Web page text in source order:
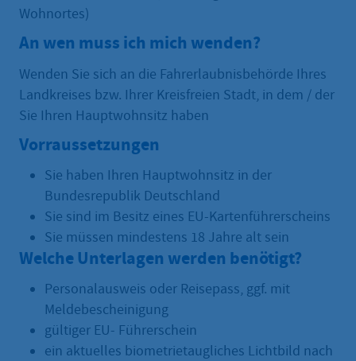
Wohnortes)
An wen muss ich mich wenden?
Wenden Sie sich an die Fahrerlaubnisbehörde Ihres
Landkreises bzw. Ihrer Kreisfreien Stadt, in dem / der
Sie Ihren Hauptwohnsitz haben
Vorraussetzungen
Sie haben Ihren Hauptwohnsitz in der
Bundesrepublik Deutschland
Sie sind im Besitz eines EU-Kartenführerscheins
Sie müssen mindestens 18 Jahre alt sein
Welche Unterlagen werden benötigt?
Personalausweis oder Reisepass, ggf. mit
Meldebescheinigung
gültiger EU- Führerschein
ein aktuelles biometrietaugliches Lichtbild nach